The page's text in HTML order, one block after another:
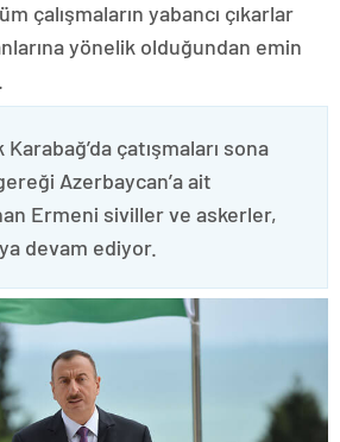
çalışmaların yabancı çıkarlar
yönelik olduğundan emin
Karabağ’da çatışmaları sona
Azerbaycan’a ait
Ermeni siviller ve askerler,
devam ediyor.